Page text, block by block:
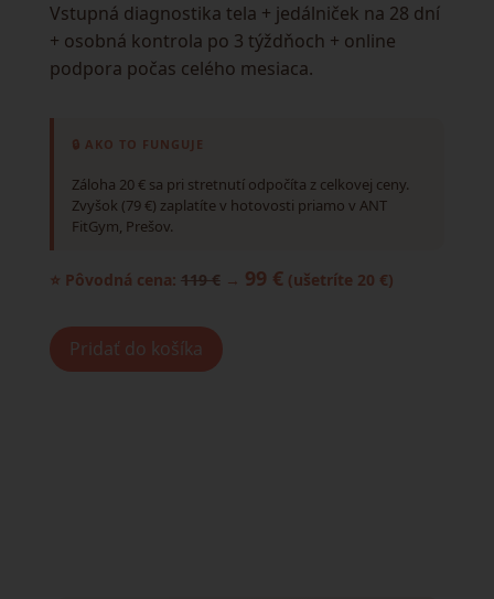
Vstupná diagnostika tela + jedálniček na 28 dní
+ osobná kontrola po 3 týždňoch + online
podpora počas celého mesiaca.
🔒 AKO TO FUNGUJE
Záloha 20 € sa pri stretnutí odpočíta z celkovej ceny.
Zvyšok (79 €) zaplatíte v hotovosti priamo v ANT
FitGym, Prešov.
⭐ Pôvodná cena: 119 €→ 99 €(ušetríte 20 €)
Pridať do košíka